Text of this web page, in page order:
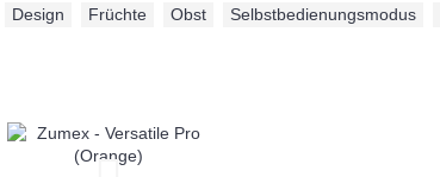
Design Früchte Obst Selbstbedienungsmodus